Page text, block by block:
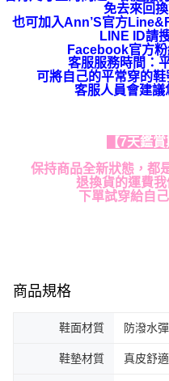
免去來回
也可加入Ann’S官方
LINE ID請
Facebook官方
客服服務時間：
可將自己的平常穿的
客服人員會建議
【7天鑑
保持商品全新狀態，都
退換貨的運費
下單試穿給自
商品規格
鞋面材質 防潑水
鞋墊材質 真皮舒